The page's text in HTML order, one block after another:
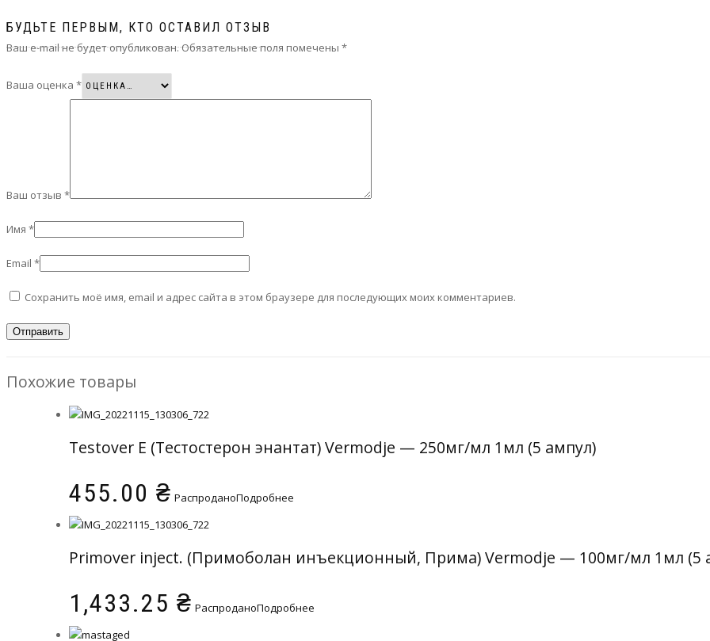
БУДЬТЕ ПЕРВЫМ, КТО ОСТАВИЛ ОТЗЫВ
Ваш e-mail не будет опубликован.Обязательные поля помечены *
Ваша оценка *
Ваш отзыв *
Имя *
Email *
Сохранить моё имя, email и адрес сайта в этом браузере для последующих моих комментариев.
Похожие товары
Testover E (Тестостерон энантат) Vermodje — 250мг/мл 1мл (5 ампул)
455.00 ₴ РаспроданоПодробнее
Primover inject. (Примоболан инъекционный, Прима) Vermodje — 100мг/мл 1мл (5
1,433.25 ₴ РаспроданоПодробнее